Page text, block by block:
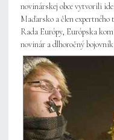
novinárskej obce vytvorili
Maďarsko a člen
Rada Európy, Európska
novinár a dlhoročný